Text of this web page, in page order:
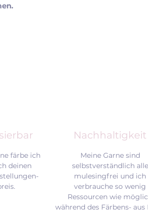
Nachhaltigkeit
färbe ich
deinen
Meine Garne sind
selbstverständlich alle
mulesingfrei und ich
verbrauche so wenig
Ressourcen wie
während des Färbens- aus